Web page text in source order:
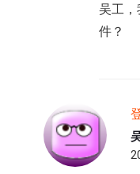
吴工，
件？